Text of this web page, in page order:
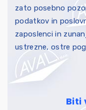
zato posebno
podatkov in
zaposlenci in
ustrezne, ostre
Biti